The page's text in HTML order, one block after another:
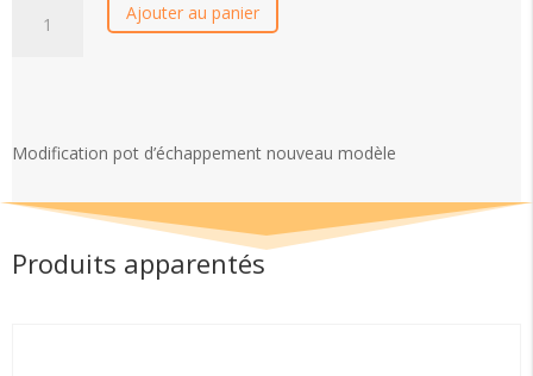
nouveau
Ajouter au panier
Modification pot d’échappement nouveau modèle
Produits apparentés